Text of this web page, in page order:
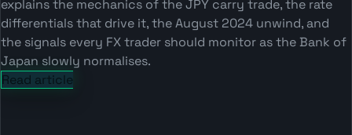
explains the mechanics of the JPY carry trade, the rate
differentials that drive it, the August 2024 unwind, and
the signals every FX trader should monitor as the Bank of
Japan slowly normalises.
Read article